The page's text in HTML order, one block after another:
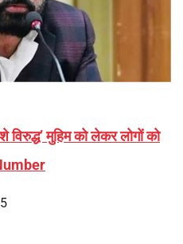
मुहिम को लेकर लोगों को